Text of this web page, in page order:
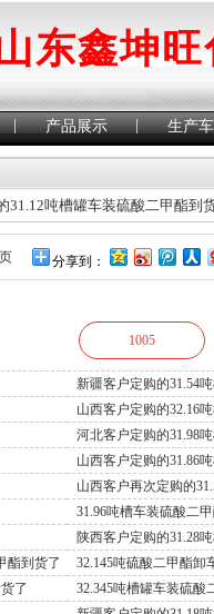
东鑫坤旺
| 产品展示 | 生产
31.12吨槽罐车装硫酸二甲酯到
分享到：
1005
新疆客户定购的31.54
山西客户定购的32.16
河北客户定购的31.98
山西客户定购的31.86
山西客户再次定购的
31.96吨槽车装硫酸二
陕西客户定购的31.28
酯到货了
32.145吨硫酸二甲酯卸
了
32.345吨槽罐车装硫酸